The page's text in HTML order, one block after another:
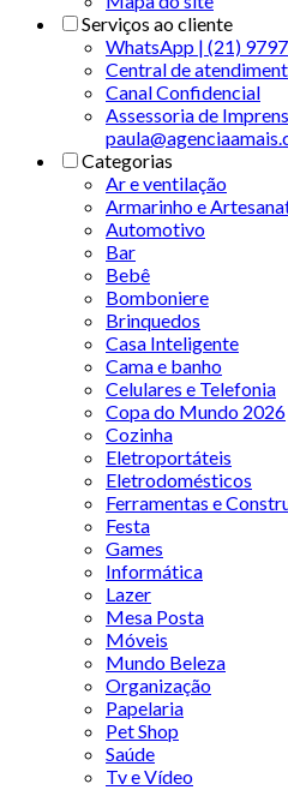
Serviços ao cliente
WhatsApp | (21)
Central de
Canal Confidencial
Assessoria de
Categorias
Ar e ventilação
Armarinho e
Automotivo
Bar
Bebê
Bomboniere
Brinquedos
Casa Inteligente
Cama e banho
Celulares e Telefonia
Copa do Mundo 2026
Cozinha
Eletroportáteis
Eletrodomésticos
Ferramentas e
Festa
Games
Informática
Lazer
Mesa Posta
Móveis
Mundo Beleza
Organização
Papelaria
Pet Shop
Saúde
Tv e Vídeo